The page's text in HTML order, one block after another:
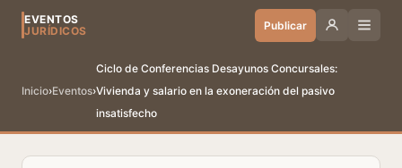
EVENTOS
JURÍDICOS
Publicar
Inicio›Eventos›
Ciclo de Conferencias Desayunos Concursales:
Vivienda y salario en la exoneración del pasivo
insatisfecho